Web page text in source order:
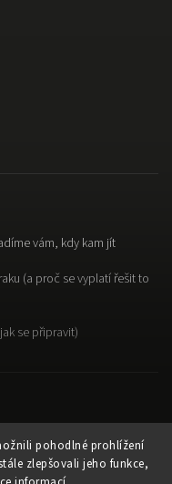
pohodlné prohlížení
zlepšovali jeho funkce,
vám, kdy kam jít
(a proč se vyplatí řešit to
se připravit)